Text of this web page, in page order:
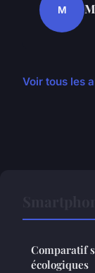
M
Voir tous les
Comparatif
écologiques